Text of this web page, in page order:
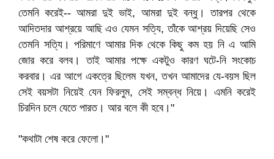
তেমনি করেই-- আমরা দুই ভাই, আমরা দুই বন্ধু। তারপর থেকে
আদিতদার আশ্রয়ে আছি এও যেমন সত্যি, তাঁকে আশ্রয় দিয়েছি সেও
তেমনি সত্যি। পরিমাণে আমার দিক থেকে কিছু কম হয় নি এ আমি
জোর করে বলব। তাই আমার পক্ষে একটুও কারণ ঘটে-নি সংকোচ
করবার। এর আগে একত্রে ছিলেম যখন, তখন আমাদের যে-বয়স ছিল
সেই বয়সটা নিয়েই যেন ফিরলুম, সেই সম্বন্ধ নিয়ে। এমনি করেই
চিরদিন চলে যেতে পারত। আর বলে কী হবে।"
"কথাটা শেষ করে ফেলো।"